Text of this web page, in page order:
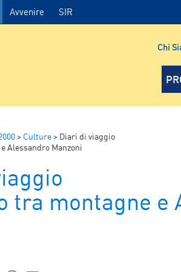
Avvenire SIR
Chi
> Culture > Diari di viaggio
Alessandro Manzoni
tra montagne e